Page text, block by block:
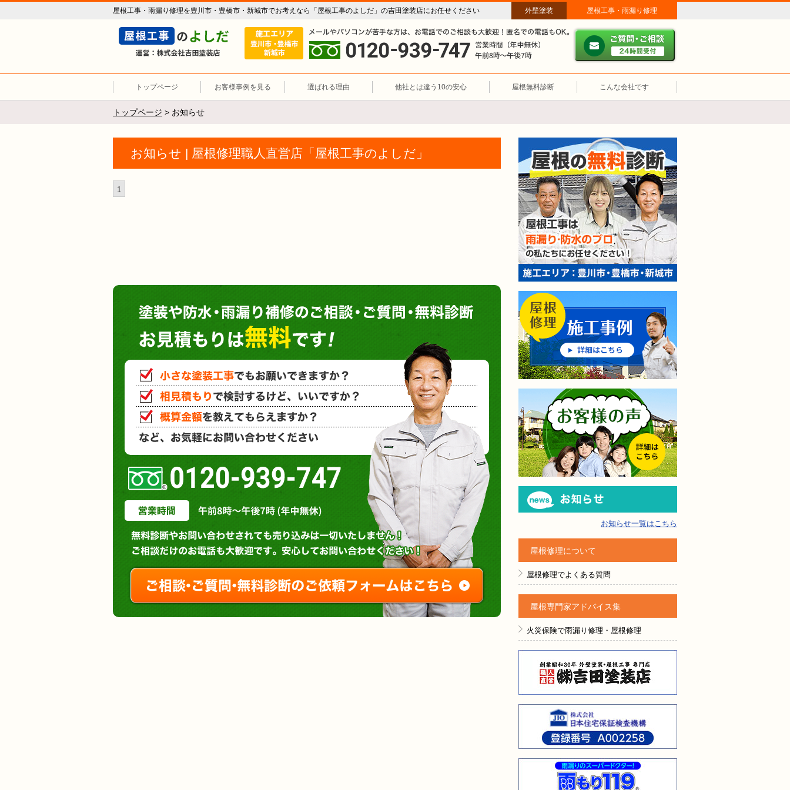
屋根工事・雨漏り修理を豊川市・豊橋市・新城市でお考えなら「屋根工事のよしだ」の吉田塗装店にお任せください 外壁塗装 屋根工事・雨漏り修理
屋根修理職人直営店「屋根工事のよしだ」
施工エリア 豊川市・豊橋市・新城市
メールやパソコンが苦手な方は、お電話でのご相談も大歓迎！
0120-939-747
営業時間（年中無休） 午前8時～午後7時
トップページ お客様事例を見る 選ばれる理由 他社とは違う10の安心 屋根無料診断 こんな会社です
トップページ > お知らせ
お知らせ | 屋根修理職人直営店「屋根工事のよしだ」
1
お知らせ一覧はこちら
屋根修理について
屋根修理でよくある質問
屋根専門家アドバイス集
火災保険で雨漏り修理・屋根修理
塗装や防水・雨漏り補修のご相談・ご質問・無
小さな塗装工事でもお願いできますか？
相見積もりで検討するけど、いいですか？
概算金額を教えてもらえますか？
など、お気軽にお問い合わせください。
0120-939-747
営業時間 : 午前8時～午後7時 (年中無休)
無料診断やお問い合わせされても売り込みは一切いたしません！ ご相談だけのお電話
ご相談・ご質問・無料診断のご依頼フォームはこちら